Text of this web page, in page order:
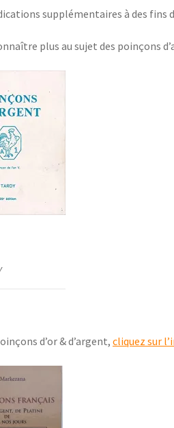
supplémentaires à des fins
plus au sujet des poinçons
d’or & d’argent,cliquez sur